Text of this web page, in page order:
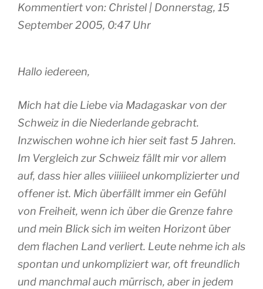
Kommentiert von: Christel | Donnerstag, 15
September 2005, 0:47 Uhr
Hallo iedereen,
Mich hat die Liebe via Madagaskar von der
Schweiz in die Niederlande gebracht.
Inzwischen wohne ich hier seit fast 5 Jahren.
Im Vergleich zur Schweiz fällt mir vor allem
auf, dass hier alles viiiiieel unkomplizierter und
offener ist. Mich überfällt immer ein Gefühl
von Freiheit, wenn ich über die Grenze fahre
und mein Blick sich im weiten Horizont über
dem flachen Land verliert. Leute nehme ich als
spontan und unkompliziert war, oft freundlich
und manchmal auch mürrisch, aber in jedem